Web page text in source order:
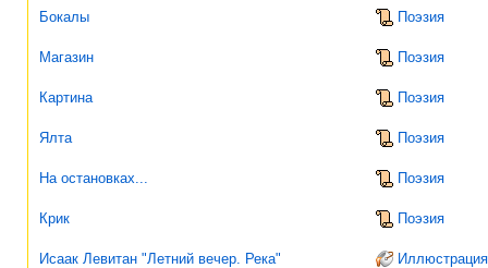
Бокалы Поэзия
Магазин Поэзия
Картина Поэзия
Ялта Поэзия
На остановках... Поэзия
Крик Поэзия
Исаак Левитан "Летний вечер. Река"